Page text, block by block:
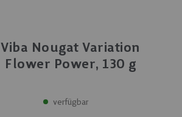
Viba Nougat Variation
Flower Power, 130 g
verfügbar